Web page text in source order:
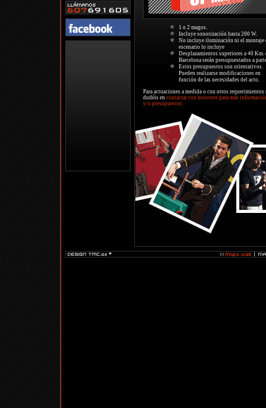
1 o 2 magos.
Incluye sonorización hasta 200 W.
No incluye iluminación ni el montaje
escenario lo incluye
Desplazamientos superiores a 40 Km.
Barcelona serán presupuestados a
Estos presupuestos son orientativos.
Pueden realizarse modificaciones en
función de las necesidades del acto.
Para actuaciones a medida o con otros requerimientos
dudéis en contactar con nosotros para más
y/o presupuestos